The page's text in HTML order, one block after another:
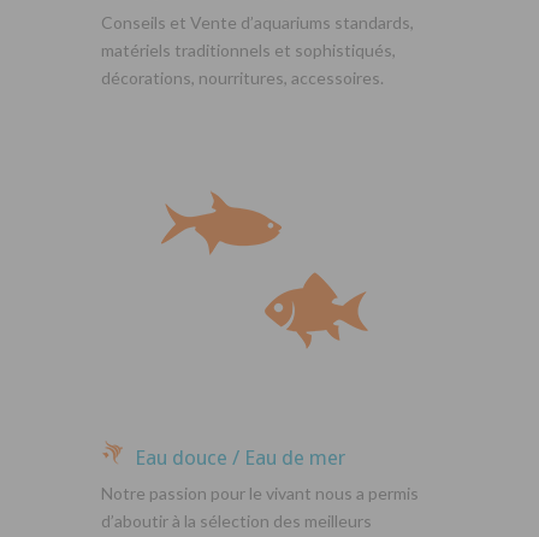
Conseils et Vente d’aquariums standards,
matériels traditionnels et sophistiqués,
décorations, nourritures, accessoires.
Eau douce / Eau de mer
Notre passion pour le vivant nous a permis
d’aboutir à la sélection des meilleurs